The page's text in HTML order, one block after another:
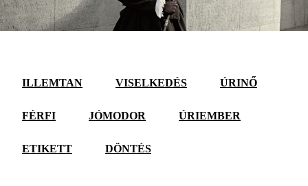
ILLEMTAN VISELKEDÉS ÚRINŐ
FÉRFI JÓMODOR ÚRIEMBER
ETIKETT DÖNTÉS